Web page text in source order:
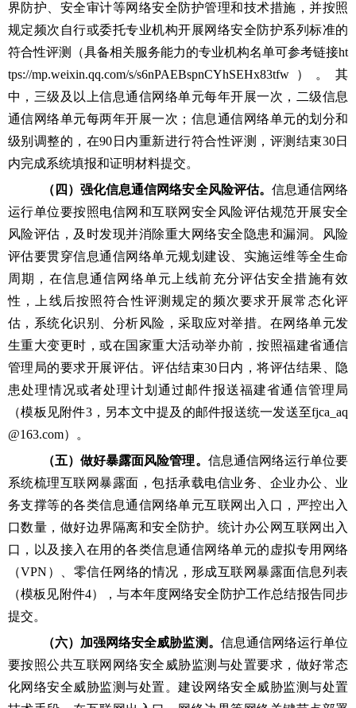
界防护、安全审计等网络安全防护管理和技术措施，并按照
规定频次自行或委托专业机构开展网络安全防护系列标准的
符合性评测
（具备相关服务能力的专业机构名单可参考链接ht
tps://mp.weixin.qq.com/s/s6nPAEBspnCYhSEHx83tfw）。其
中，三级及以上信息通信网络单元每年开展一次，二级信息
通信网络单元每两年开展一次；信息通信网络单元的划分和
级别调整的，在90 日内重新进行符合性评测，评测结束30日
内完成系统填报和证明材料提交。
（四）强化信息通信网络安全风险评估。 信息通信网络
运行单位要按照电信网和互联网安全风险评估规范开展安全
风险评估，及时发现并消除重大网络安全隐患和漏洞。风险
评估要贯穿信息通信网络单元规划建设、实施运维等全生命
周期，在信息通信网络单元上线前充分评估安全措施有效
性，上线后按照符合性评测规定的频次要求开展常态化评
估，系统化识别、分析风险，采取应对举措。在网络单元发
生重大变更时，或在国家重大活动举办前，按照福建省通信
管理局的要求开展评估。评估结束30 日内，将评估结果、隐
患处理情况或者处理计划通过邮件报送福建省通信管理局
（模板见附件3，另本文中提及的邮件报送统一发送至fjca_aq
@163.com）
。
（五）做好暴露面风险管理。 信息通信网络运行单位要
系统梳理互联网暴露面，包括承载电信业务、企业办公、业
务支撑等的各类信息通信网络单元互联网出入口，严控出入
口数量，做好边界隔离和安全防护。统计办公网互联网出入
口，以及接入在用的各类信息通信网络单元的虚拟专用网络
（VPN）、零信任网络的情况，形成互联网暴露面信息列表
（模板见附件4），与本年度网络安全防护工作总结报告同步
提交。
（六）加强网络安全威胁监测。 信息通信网络运行单位
要按照公共互联网网络安全威胁监测与处置要求，做好常态
化网络安全威胁监测与处置。建设网络安全威胁监测与处置